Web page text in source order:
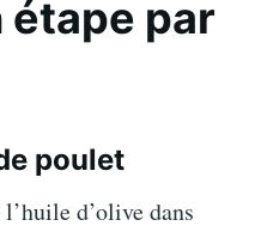
étape par
poulet
d’olive dans